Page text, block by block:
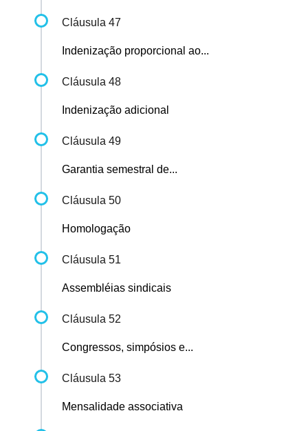
Cláusula 47
Indenização proporcional ao...
Cláusula 48
Indenização adicional
Cláusula 49
Garantia semestral de...
Cláusula 50
Homologação
Cláusula 51
Assembléias sindicais
Cláusula 52
Congressos, simpósios e...
Cláusula 53
Mensalidade associativa